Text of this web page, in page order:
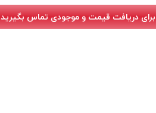
برای دریافت قیمت و موجودی تماس بگیرید